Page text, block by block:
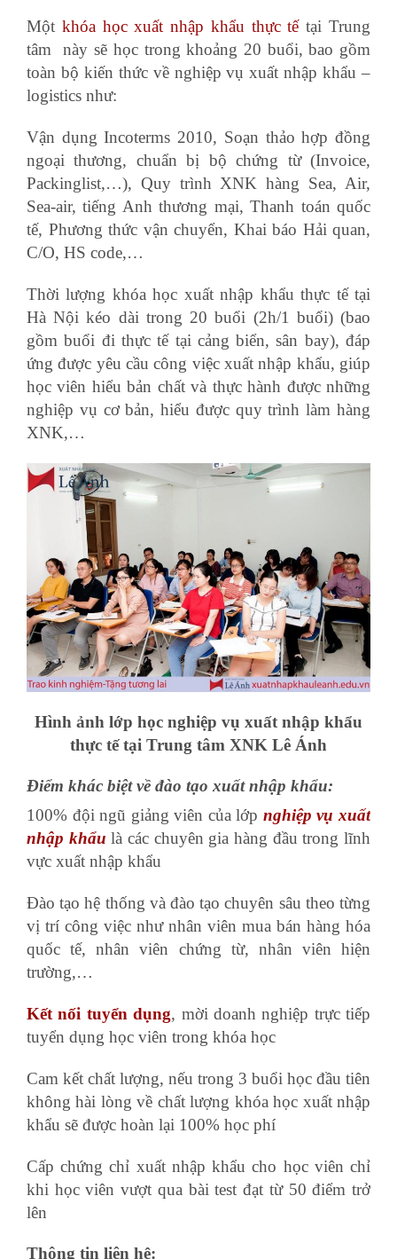
Một khóa học xuất nhập khẩu thực tếtại Trung
tâm này sẽ học trong khoảng 20 buổi, bao gồm
toàn bộ kiến thức về nghiệp vụ xuất nhập khẩu –
logistics như:
Vận dụng Incoterms 2010, Soạn thảo hợp đồng
ngoại thương, chuẩn bị bộ chứng từ (Invoice,
Packinglist,…), Quy trình XNK hàng Sea, Air,
Sea-air, tiếng Anh thương mại, Thanh toán quốc
tế, Phương thức vận chuyển, Khai báo Hải quan,
C/O, HS code,…
Thời lượng khóa học xuất nhập khẩu thực tế tại
Hà Nội kéo dài trong 20 buổi (2h/1 buổi) (bao
gồm buổi đi thực tế tại cảng biển, sân bay), đáp
ứng được yêu cầu công việc xuất nhập khẩu, giúp
học viên hiểu bản chất và thực hành được những
nghiệp vụ cơ bản, hiểu được quy trình làm hàng
XNK,…
Hình ảnh lớp học nghiệp vụ xuất nhập khẩu
thực tế tại Trung tâm XNK Lê Ánh
Điểm khác biệt về đào tạo xuất nhập khẩu:
100% đội ngũ giảng viên của lớp nghiệp vụ xuất
nhập khẩu là các chuyên gia hàng đầu trong lĩnh
vực xuất nhập khẩu
Đào tạo hệ thống và đào tạo chuyên sâu theo từng
vị trí công việc như nhân viên mua bán hàng hóa
quốc tế, nhân viên chứng từ, nhân viên hiện
trường,…
Kết nối tuyển dụng, mời doanh nghiệp trực tiếp
tuyển dụng học viên trong khóa học
Cam kết chất lượng, nếu trong 3 buổi học đầu tiên
không hài lòng về chất lượng khóa học xuất nhập
khẩu sẽ được hoàn lại 100% học phí
Cấp chứng chỉ xuất nhập khẩu cho học viên chỉ
khi học viên vượt qua bài test đạt từ 50 điểm trở
lên
Thông tin liên hệ: